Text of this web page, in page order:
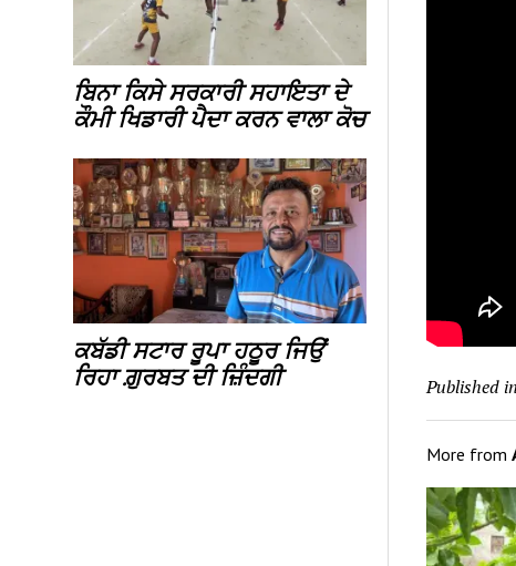
ਬਿਨਾ ਕਿਸੇ ਸਰਕਾਰੀ ਸਹਾਇਤਾ ਦੇ
ਕੌਮੀ ਖਿਡਾਰੀ ਪੈਦਾ ਕਰਨ ਵਾਲਾ ਕੋਚ
ਕਬੱਡੀ ਸਟਾਰ ਰੂਪਾ ਹਠੂਰ ਜਿਉਂ
ਰਿਹਾ ਗ਼ੁਰਬਤ ਦੀ ਜ਼ਿੰਦਗੀ
Published in
More from